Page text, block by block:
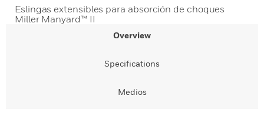
Eslingas extensibles para absorción de choques
Miller Manyard™ II
Overview
Specifications
Medios